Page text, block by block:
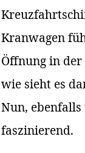
Kranwagen
Öffnung in
wie sieht es
Nun,
faszinierend.